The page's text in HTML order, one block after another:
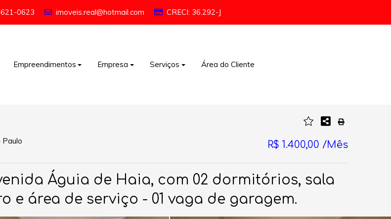
0623 imoveis.real@hotmail.com CRECI: 36.292-J
Empreendimentos Empresa Serviços Área do Cliente
Paulo R$ 1.400,00 /Mês
Águia de Haia, com 02 dormitórios, sala
e área de serviço - 01 vaga de garagem.